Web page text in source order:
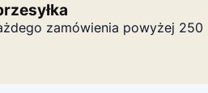
zamówienia powyżej 250